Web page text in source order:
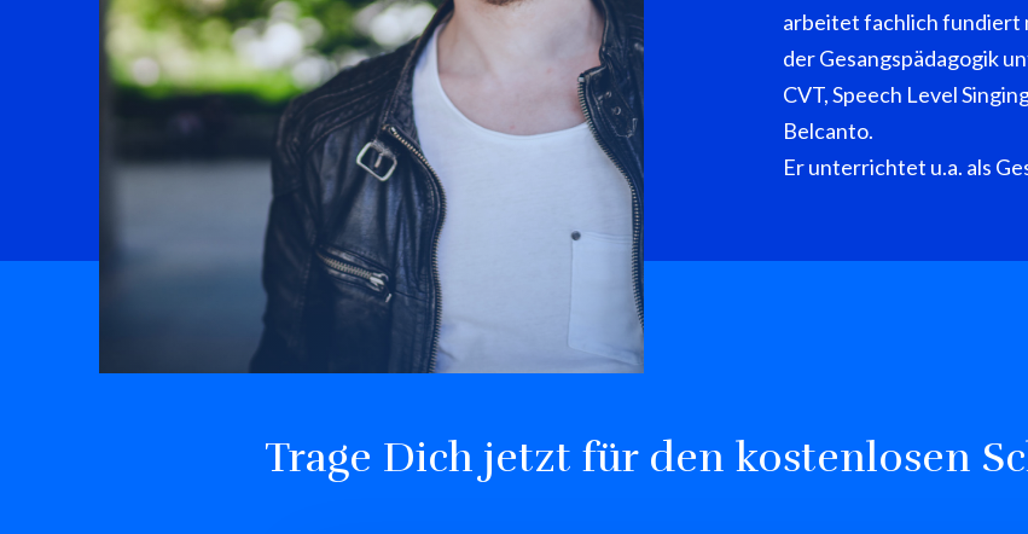
arbeitet fachlich fundiert
der Gesangspädagogik
CVT, Speech Level
Belcanto.
Er unterrichtet u.a. als
Trage Dich jetzt für den kostenlosen